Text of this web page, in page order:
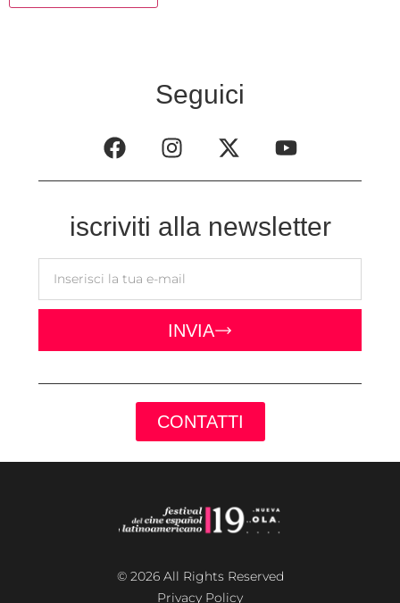
Seguici
iscriviti alla newsletter
INVIA
CONTATTI
© 2026 All Rights Reserved
Privacy Policy